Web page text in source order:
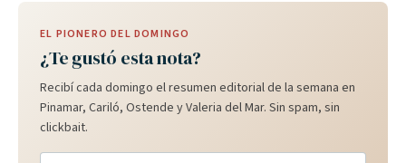
EL PIONERO DEL DOMINGO
¿Te gustó esta nota?
Recibí cada domingo el resumen editorial de la semana en
Pinamar, Cariló, Ostende y Valeria del Mar. Sin spam, sin
clickbait.